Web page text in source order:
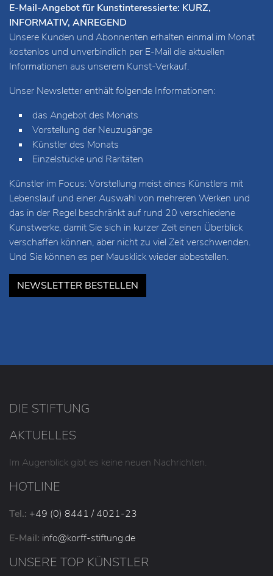
E-Mail-Angebot für Kunstinteressierte: KURZ,
INFORMATIV, ANREGEND
Unsere Kunden und Abonnenten erhalten einmal im Monat
kostenlos und unverbindlich per E-Mail die aktuellen
Informationen aus unserem Kunst-Verkauf.
Unser Newsletter enthält folgende Informationen:
das Angebot des Monats
Vorstellung der Neuzugänge
Künstler des Monats
Einzelstücke und Raritäten
Künstler im Focus: Vorstellung meist eines Künstlers mit
Lebenslauf und einer Auswahl von mehreren Werken und
das in der Regel beschränkt auf rund 20 verschiedene
Kunstwerke, damit Sie sich in kurzer Zeit einen Überblick
verschaffen können, aber nicht zu viel Zeit verschwenden.
Und Sie können es per Mausklick wieder abbestellen.
NEWSLETTER BESTELLEN
DIE STIFTUNG
AKTUELLES
Im Augenblick gibt es keine neuen Nachrichten.
HOTLINE
Tel.: +49 (0) 8441 / 4021-23
E-Mail: info@korff-stiftung.de
UNSERE TOP KÜNSTLER